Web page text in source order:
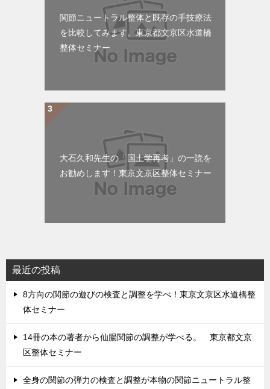
関節ニュートラル整体と既存の手技療法
を比較してみます。東京都文京区水道橋
整体セミナー
大石久和先生の「国土学再考」の一読を
お勧めします！東京文京区整体セミナー
最近の投稿
8方向の関節の遊びの検査と調整を学べ！東京文京区水道橋整
体セミナー
14冊の本の著者から仙腸関節の調整が学べる。 東京都文京
区整体セミナー
全身の関節の弾力の検査と調整が本物の関節ニュートラル整